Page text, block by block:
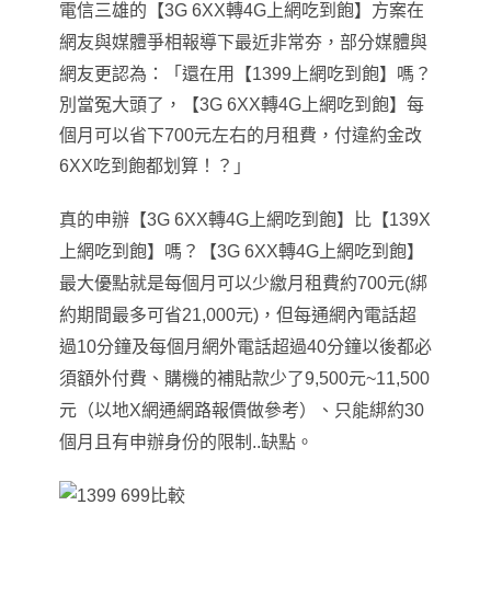
電信三雄的【3G 6XX轉4G上網吃到飽】方案在
網友與媒體爭相報導下最近非常夯，部分媒體與
網友更認為：
「 還在用【1399上網吃到飽】嗎？
別當冤大頭了，【3G 6XX轉4G上網吃到飽】每
個月可以省下700元左右的月租費，付違約金改
6XX吃到飽都划算 ！？」
真的申辦 【3G 6XX轉4G上網吃到飽】 比 【139X
上網吃到飽】 嗎？【3G 6XX轉4G上網吃到飽】
最大優點就是每個月可以少繳月租費約700元(綁
約期間最多可省21,000元)，但每通網內電話超
過10分鐘及每個月網外電話超過40分鐘以後都必
須額外付費、購機的補貼款少了9,500元~11,500
元（以地X網通網路報價做參考）、只能綁約30
個月且有申辦身份的限制..缺點。